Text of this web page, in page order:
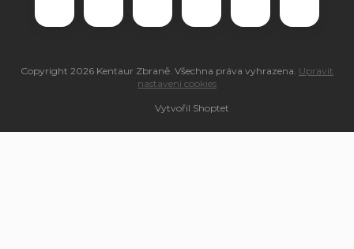
Vytvořil Shoptet
Copyright 2026 Kentaur Zbraně . Všechna práva vyhrazena. Upravit
nastavení cookies